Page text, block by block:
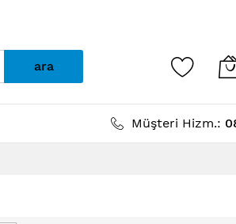
ara
Müşteri Hizm.: